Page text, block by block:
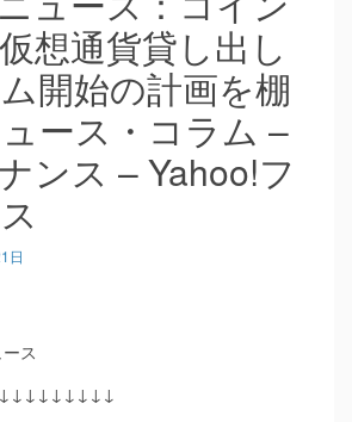
想通貨貸し出し
開始の計画を棚
ース・コラム –
ンス – Yahoo!フ
日
ス